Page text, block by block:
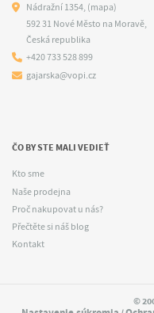
Nádražní 1354,(mapa)
592 31 Nové Město na Moravě,
Česká republika
+420 733 528 899
gajarska@vopi.cz
ČO BY STE MALI VEDIEŤ
Kto sme
Naše prodejna
Proč nakupovat u nás?
Přečtěte si náš blog
Kontakt
©